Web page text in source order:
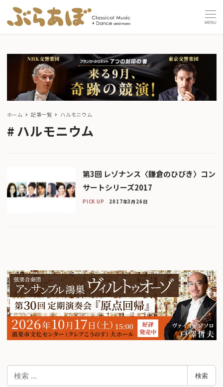
MENU
ホーム 記事一覧 ハルモニウム
ハルモニウム
第3回 レゾナンス〈鎌倉のひびき〉コン
サートシリーズ2017
PICK UP 2017年3月26日
検
索
検索